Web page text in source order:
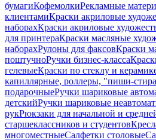
бумагиКофемолкиРекламные
клиентамиКраски акриловые
наборахКраски акриловые
для принтераКраски масляные
наборахРулоны для факсовКраски
поштучноРучки бизнес-класса
гелевыеКраски по стеклу и
капиллярные, роллеры, "пиши-
подарочныеРучки шариковые
детскийРучки шариковые
рукРюкзаки для начальной и
старшеклассников и студентов
многоместныеСалфетки столовые